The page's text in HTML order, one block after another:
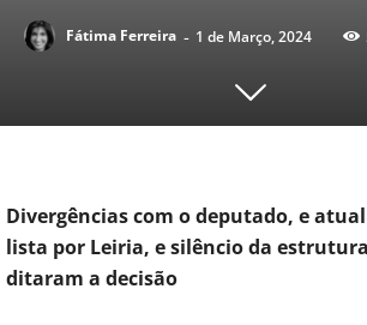
Fátima Ferreira - 1 de Março, 2024
Divergências com o deputado, e
lista por Leiria, e silêncio da
ditaram a decisão